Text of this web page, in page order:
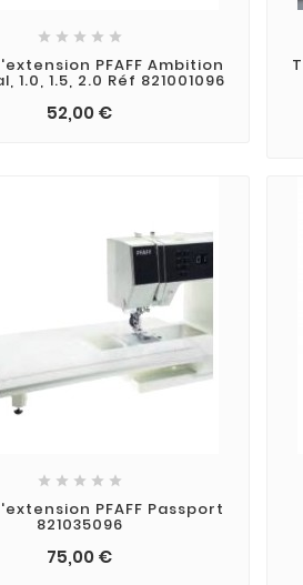
    
PFAFF Ambition
1.0, 1.5, 2.0 Réf 821001096
52,00 €
    
PFAFF Passport
821035096
75,00 €